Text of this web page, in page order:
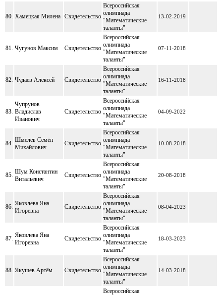
80. Хамецкая Милена Свидетельство
Всероссийская
олимпиада
"Математические
таланты"
13-02-2019
81. Чугунов Максим Свидетельство
Всероссийская
олимпиада
"Математические
таланты"
07-11-2018
82. Чудаев Алексей Свидетельство
Всероссийская
олимпиада
"Математические
таланты"
16-11-2018
83.
Чупрунов
Владислав
Иванович
Свидетельство
Всероссийская
олимпиада
"Математические
таланты"
04-09-2022
84. Шмелев Семён
Михайлович
Свидетельство
Всероссийская
олимпиада
"Математические
таланты"
10-08-2018
85. Шум Константин
Витальевич
Свидетельство
Всероссийская
олимпиада
"Математические
таланты"
20-08-2018
86. Яковлева Яна
Игоревна
Свидетельство
Всероссийская
олимпиада
"Математические
таланты"
08-04-2023
87. Яковлева Яна
Игоревна
Свидетельство
Всероссийская
олимпиада
"Математические
таланты"
18-03-2023
88. Якушев Артём Свидетельство
Всероссийская
олимпиада
"Математические
таланты"
14-03-2018
Всероссийская